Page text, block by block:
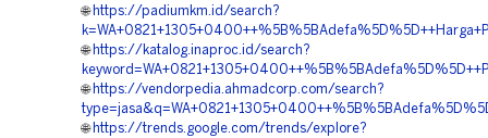
🌐 https://padiumkm.id/search?
🌐 https://katalog.inaproc.id/search?
🌐 https://vendorpedia.ahmadcorp.com/search?
🌐 https://trends.google.com/trends/explore?